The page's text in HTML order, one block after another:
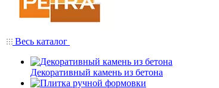
Весь каталог
Декоративный камень из бетона